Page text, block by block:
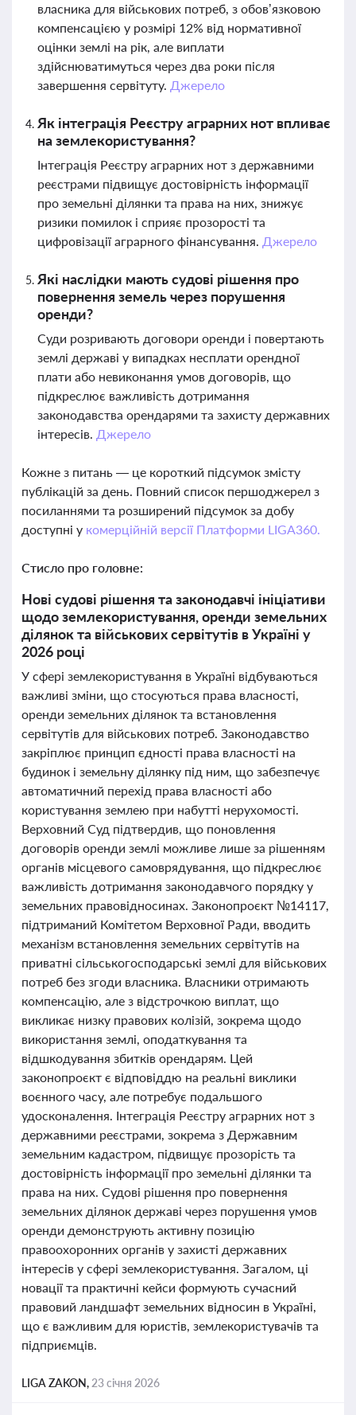
власника для військових потреб, з обов’язковою
компенсацією у розмірі 12% від нормативної
оцінки землі на рік, але виплати
здійснюватимуться через два роки після
завершення сервітуту. Джерело
Як інтеграція Реєстру аграрних нот впливає
на землекористування?
Інтеграція Реєстру аграрних нот з державними
реєстрами підвищує достовірність інформації
про земельні ділянки та права на них, знижує
ризики помилок і сприяє прозорості та
цифровізації аграрного фінансування. Джерело
Які наслідки мають судові рішення про
повернення земель через порушення
оренди?
Суди розривають договори оренди і повертають
землі державі у випадках несплати орендної
плати або невиконання умов договорів, що
підкреслює важливість дотримання
законодавства орендарями та захисту державних
інтересів. Джерело
Кожне з питань — це короткий підсумок змісту
публікацій за день. Повний список першоджерел з
посиланнями та розширений підсумок за добу
доступні у комерційній версії Платформи LIGA360.
Стисло про головне:
Нові судові рішення та законодавчі ініціативи
щодо землекористування, оренди земельних
ділянок та військових сервітутів в Україні у
2026 році
У сфері землекористування в Україні відбуваються
важливі зміни, що стосуються права власності,
оренди земельних ділянок та встановлення
сервітутів для військових потреб. Законодавство
закріплює принцип єдності права власності на
будинок і земельну ділянку під ним, що забезпечує
автоматичний перехід права власності або
користування землею при набутті нерухомості.
Верховний Суд підтвердив, що поновлення
договорів оренди землі можливе лише за рішенням
органів місцевого самоврядування, що підкреслює
важливість дотримання законодавчого порядку у
земельних правовідносинах. Законопроєкт №14117,
підтриманий Комітетом Верховної Ради, вводить
механізм встановлення земельних сервітутів на
приватні сільськогосподарські землі для військових
потреб без згоди власника. Власники отримають
компенсацію, але з відстрочкою виплат, що
викликає низку правових колізій, зокрема щодо
використання землі, оподаткування та
відшкодування збитків орендарям. Цей
законопроєкт є відповіддю на реальні виклики
воєнного часу, але потребує подальшого
удосконалення. Інтеграція Реєстру аграрних нот з
державними реєстрами, зокрема з Державним
земельним кадастром, підвищує прозорість та
достовірність інформації про земельні ділянки та
права на них. Судові рішення про повернення
земельних ділянок державі через порушення умов
оренди демонструють активну позицію
правоохоронних органів у захисті державних
інтересів у сфері землекористування. Загалом, ці
новації та практичні кейси формують сучасний
правовий ландшафт земельних відносин в Україні,
що є важливим для юристів, землекористувачів та
підприємців.
LIGA ZAKON, 23 січня 2026